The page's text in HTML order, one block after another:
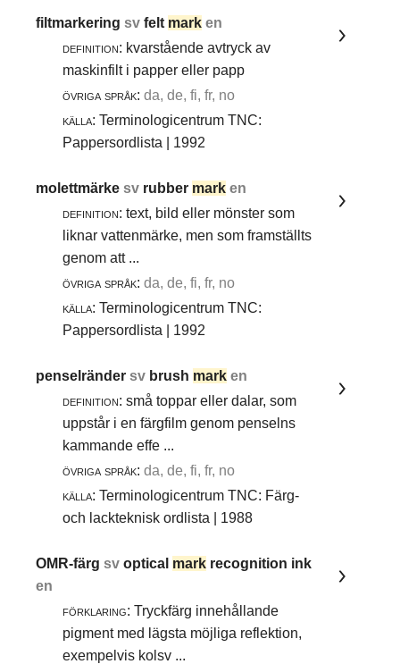
filtmarkeringsvfelt mark en
definition: kvarstående avtryck av
maskinfilt i papper eller papp
övriga språk: da, de, fi, fr, no
källa: Terminologicentrum TNC:
Pappersordlista | 1992
molettmärkesv rubber mark en
definition: text, bild eller mönster som
liknar vattenmärke, men som framställts
genom att ...
övriga språk: da, de, fi, fr, no
källa: Terminologicentrum TNC:
Pappersordlista | 1992
penselrändersv brush mark en
definition: små toppar eller dalar, som
uppstår i en färgfilm genom penselns
kammande effe ...
övriga språk: da, de, fi, fr, no
källa: Terminologicentrum TNC: Färg-
och lackteknisk ordlista | 1988
OMR-färgsvoptical mark recognition ink
en
förklaring: Tryckfärg innehållande
pigment med lägsta möjliga reflektion,
exempelvis kolsv ...